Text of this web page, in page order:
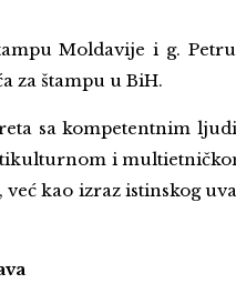
Moldavije i g.
za štampu u BiH.
sa kompetentnim
i
kao izraz istinskog